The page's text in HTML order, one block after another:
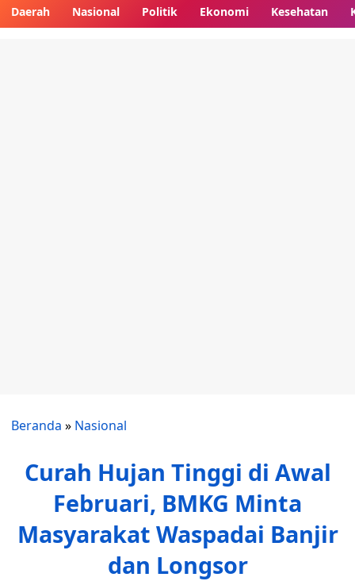
Daerah Nasional Politik Ekonomi Kesehatan
Beranda » Nasional
Curah Hujan Tinggi di Awal
Februari, BMKG Minta
Masyarakat Waspadai Banjir
dan Longsor